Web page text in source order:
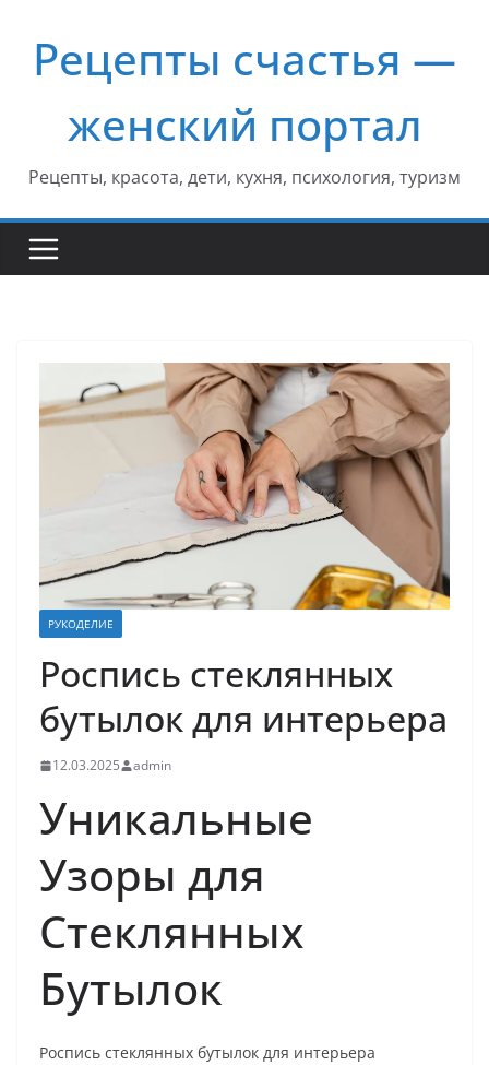
содержимому
Рецепты счастья —
женский портал
Рецепты, красота, дети, кухня, психология, туризм
РУКОДЕЛИЕ
Роспись стеклянных
бутылок для интерьера
12.03.2025 admin
Уникальные
Узоры для
Стеклянных
Бутылок
Роспись стеклянных бутылок для интерьера